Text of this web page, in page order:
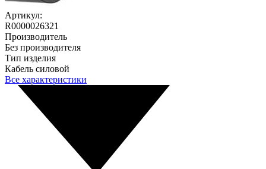
Артикул:
R0000026321
Производитель
Без производителя
Тип изделия
Кабель силовой
Все характеристики